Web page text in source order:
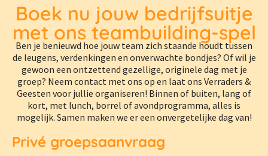
Boek nu jouw bedrijfsuitje
met ons teambuilding-spel
Ben je benieuwd hoe jouw team zich staande houdt tussen
de leugens, verdenkingen en onverwachte bondjes? Of wil je
gewoon een ontzettend gezellige, originele dag met je
groep? Neem contact met ons op en laat ons Verraders &
Geesten voor jullie organiseren! Binnen of buiten, lang of
kort, met lunch, borrel of avondprogramma, alles is
mogelijk. Samen maken we er een onvergetelijke dag van!
Privé groepsaanvraag